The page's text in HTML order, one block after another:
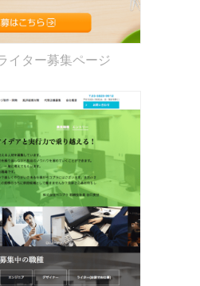
イター募集ページ